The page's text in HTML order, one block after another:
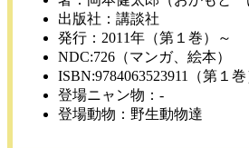
出版社：講談社
発行：2011年（第１巻）～
NDC:726（マンガ、絵本）
ISBN:9784063523911（第１巻
登場ニャン物：‐
登場動物：野生動物達